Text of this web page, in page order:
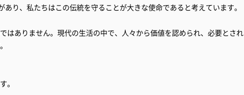
り、私たちはこの伝統を守ることが大きな使命であると考えています。
はありません。現代の生活の中で、人々から価値を認められ、必要とされ
。